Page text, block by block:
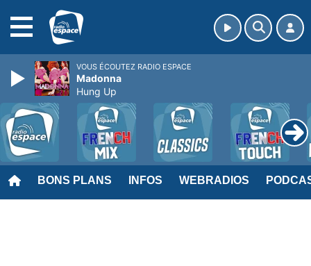
BONS PLANS INFOS WEBRADIOS
VOUS ÉCOUTEZ RADIO ESPACE
Madonna
Hung Up